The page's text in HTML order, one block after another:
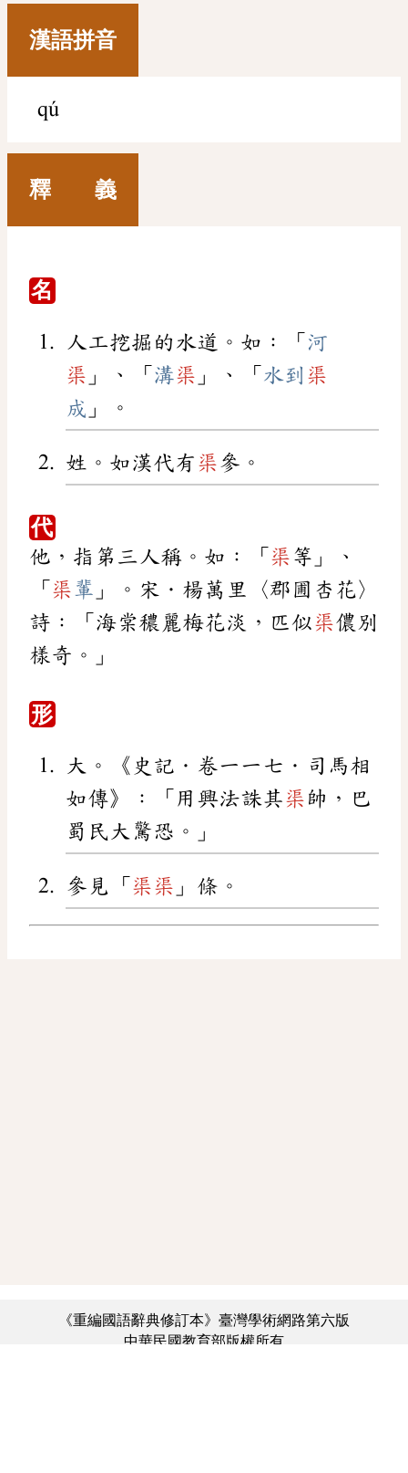
漢語拼音
qú
釋 義
名
人工挖掘的水道。如：「 河
渠 」、「 溝渠 」、「 水到 渠
成 」。
姓。如漢代有 渠參。
代
他，指第三人稱。如：「 渠 等」、
「 渠輩 」。宋．楊萬里〈郡圃杏花〉
詩：「海棠穠麗梅花淡，匹似渠儂別
樣奇。」
形
大。《史記．卷一一七．司馬相
如傳》：「用興法誅其渠 帥，巴
蜀民大驚恐。」
參見「 渠渠 」條。
《重編國語辭典修訂本》臺灣學術網路第六版
中華民國教育部版權所有